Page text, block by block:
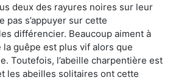
deux des rayures noires sur leur
pas s’appuyer sur cette
différencier. Beaucoup aiment à
guêpe est plus vif alors que
Toutefois, l’abeille charpentière est
les abeilles solitaires ont cette